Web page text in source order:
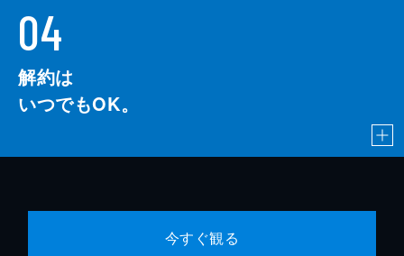
04
解約は
いつでもOK。
今すぐ観る